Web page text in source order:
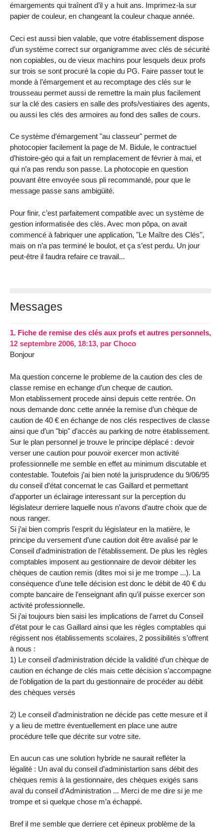
émargements qui traînent d’il y a huit ans. Imprimez-la sur
papier de couleur, en changeant la couleur chaque année.
Ceci est aussi bien valable, que votre établissement dispose
d’un système correct sur organigramme avec clés de sécurité
non copiables, ou de vieux machins pour lesquels deux profs
sur trois se sont procuré la copie du PG. Faire passer tout le
monde à l’émargement et au recomptage des clés sur le
trousseau permet aussi de remettre la main plus facilement
sur la clé des casiers en salle des profs/vestiaires des agents,
ou aussi les clés des armoires au fond des salles de cours.
Ce système d’émargement "au classeur" permet de
photocopier facilement la page de M. Bidule, le contractuel
d’histoire-géo qui a fait un remplacement de février à mai, et
qui n’a pas rendu son passe. La photocopie en question
pouvant être envoyée sous pli recommandé, pour que le
message passe sans ambigüité.
Pour finir, c’est parfaitement compatible avec un système de
gestion informatisée des clés. Avec mon pôpa, on avait
commencé à fabriquer une application, "Le Maître des Clés",
mais on n’a pas terminé le boulot, et ça s’est perdu. Un jour
peut-être il faudra refaire ce travail...
Messages
1. Fiche de remise des clés aux profs et autres personnels,
12 septembre 2006, 18:13, par Choco
Bonjour
Ma question concerne le probleme de la caution des cles de
classe remise en echange d’un cheque de caution.
Mon etablissement procede ainsi depuis cette rentrée. On
nous demande donc cette année la remise d’un chèque de
caution de 40 € en échange de nos clés respectives de classe
ainsi que d’un "bip" d’accès au parking de notre établissement.
Sur le plan personnel je trouve le principe déplacé : devoir
verser une caution pour pouvoir exercer mon activité
professionnelle me semble en effet au minimum discutable et
contestable. Toutefois j’ai bien noté la jurisprudence du 9/06/95
du conseil d’état concernat le cas Gaillard et permettant
d’apporter un éclairage interessant sur la perception du
législateur derriere laquelle nous n’avons d’autre choix que de
nous ranger.
Si j’ai bien compris l’esprit du législateur en la matière, le
principe du versement d’une caution doit être avalisé par le
Conseil d’administration de l’établissement. De plus les règles
comptables imposent au gestionnaire de devoir débiter les
chèques de caution remis (dites moi si je me trompe ...). La
conséquence d’une telle décision est donc le débit de 40 € du
compte bancaire de l’enseignant afin qu’il puisse exercer son
activité professionnelle.
Si j’ai toujours bien saisi les implications de l’arret du Conseil
d’état pour le cas Gaillard ainsi que les règles comptables qui
régissent nos établissements scolaires, 2 possibilités s’offrent
à nous :
1) Le conseil d’administration décide la validité d’un chèque de
caution en échange de clés mais cette décision s’accompagne
de l’obligation de la part du gestionnaire de procéder au débit
des chèques versés
2) Le conseil d’administration ne décide pas cette mesure et il
y a lieu de mettre éventuellement en place une autre
procédure telle que décrite sur votre site.
En aucun cas une solution hybride ne saurait refléter la
légalité : Un aval du conseil d’administartion sans débit des
chèques remis à la gestionnaire, des chèques exigés sans
aval du conseil d’Administration ... Merci de me dire si je me
trompe et si quelque chose m’a échappé.
Bref il me semble que derriere cet épineux problème de la